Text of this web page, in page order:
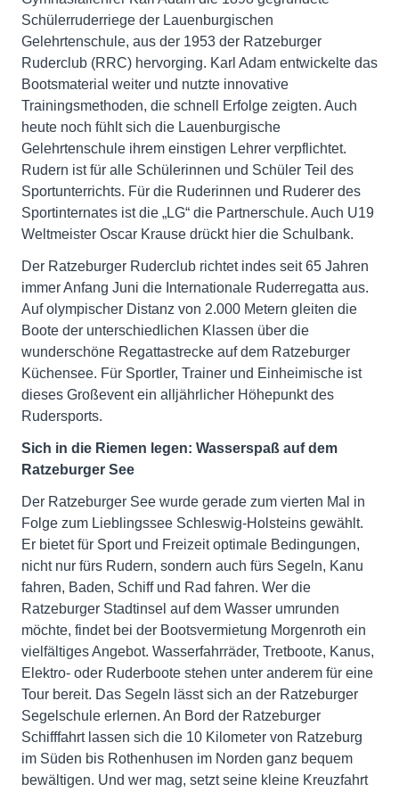
Schülerruderriege der Lauenburgischen
Gelehrtenschule, aus der 1953 der Ratzeburger
Ruderclub (RRC) hervorging. Karl Adam entwickelte das
Bootsmaterial weiter und nutzte innovative
Trainingsmethoden, die schnell Erfolge zeigten. Auch
heute noch fühlt sich die Lauenburgische
Gelehrtenschule ihrem einstigen Lehrer verpflichtet.
Rudern ist für alle Schülerinnen und Schüler Teil des
Sportunterrichts. Für die Ruderinnen und Ruderer des
Sportinternates ist die „LG“ die Partnerschule. Auch U19
Weltmeister Oscar Krause drückt hier die Schulbank.
Der Ratzeburger Ruderclub richtet indes seit 65 Jahren
immer Anfang Juni die Internationale Ruderregatta aus.
Auf olympischer Distanz von 2.000 Metern gleiten die
Boote der unterschiedlichen Klassen über die
wunderschöne Regattastrecke auf dem Ratzeburger
Küchensee. Für Sportler, Trainer und Einheimische ist
dieses Großevent ein alljährlicher Höhepunkt des
Rudersports.
Sich in die Riemen legen: Wasserspaß auf dem
Ratzeburger See
Der Ratzeburger See wurde gerade zum vierten Mal in
Folge zum Lieblingssee Schleswig-Holsteins gewählt.
Er bietet für Sport und Freizeit optimale Bedingungen,
nicht nur fürs Rudern, sondern auch fürs Segeln, Kanu
fahren, Baden, Schiff und Rad fahren. Wer die
Ratzeburger Stadtinsel auf dem Wasser umrunden
möchte, findet bei der Bootsvermietung Morgenroth ein
vielfältiges Angebot. Wasserfahrräder, Tretboote, Kanus,
Elektro- oder Ruderboote stehen unter anderem für eine
Tour bereit. Das Segeln lässt sich an der Ratzeburger
Segelschule erlernen. An Bord der Ratzeburger
Schifffahrt lassen sich die 10 Kilometer von Ratzeburg
im Süden bis Rothenhusen im Norden ganz bequem
bewältigen. Und wer mag, setzt seine kleine Kreuzfahrt